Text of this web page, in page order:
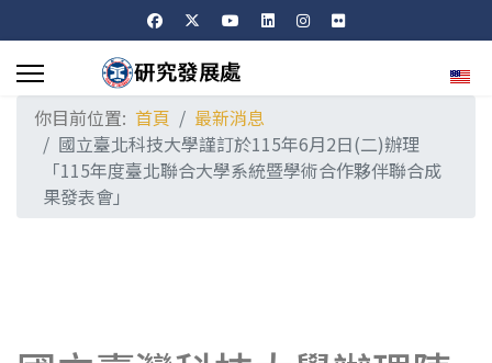
選擇
你目前位置: 首頁
最新消息
國立臺北科技大學謹訂於115年6月2日(二)辦理
「115年度臺北聯合大學系統暨學術合作夥伴聯合成
果發表會」